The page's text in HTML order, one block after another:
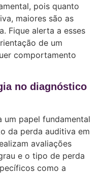
pois quanto
maiores são as
Fique alerta a esses
de um
comportamento
no diagnóstico
um papel fundamental
da perda auditiva em
avaliações
e o tipo de perda
como a